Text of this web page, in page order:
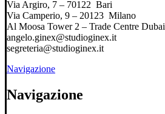
Via Argiro, 7 – 70122 Bari
Via Camperio, 9 – 20123 Milano
Al Moosa Tower 2 – Trade Centre Dubai
angelo.ginex@studioginex.it
segreteria@studioginex.it
Navigazione
Navigazione